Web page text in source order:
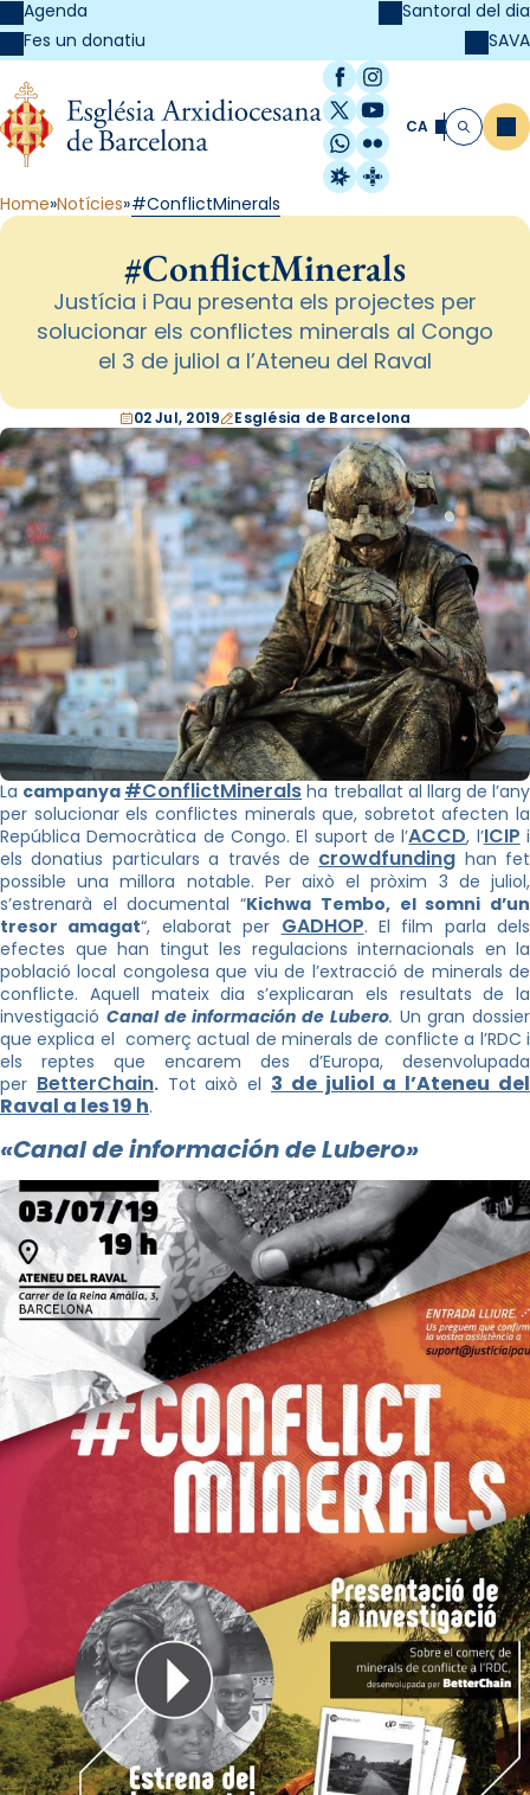
Agenda
Fes un donatiu
Santoral del dia
SAVA
Facebook
Instagram
X / Twitter
YouTube
WhatsApp
Flickr
Radio Estel
Catalunya
CA Cerca
Home Notícies #ConflictMinerals
#ConflictMinerals
Justícia i Pau presenta els projectes per
solucionar els conflictes minerals al Congo
el 3 de juliol a l’Ateneu del Raval
02 Jul, 2019 Església de Barcelona
La campanya #ConflictMinerals ha treballat al llarg de l’any
per solucionar els conflictes minerals que, sobretot afecten la
República Democràtica de Congo. El suport de l’ACCD, l’ICIP i
els donatius particulars a través de crowdfunding han fet
possible una millora notable. Per això el pròxim 3 de juliol,
s’estrenarà el documental “Kichwa Tembo, el somni d’un
tresor amagat“, elaborat per GADHOP. El film parla dels
efectes que han tingut les regulacions internacionals en la
població local congolesa que viu de l’extracció de minerals de
conflicte. Aquell mateix dia s’explicaran els resultats de la
investigació Canal de información de Lubero. Un gran dossier
que explica el comerç actual de minerals de conflicte a l’RDC i
els reptes que encarem des d’Europa, desenvolupada
per BetterChain.Tot això el 3 de juliol a l’Ateneu del
Raval a les 19 h.
«Canal de información de Lubero»